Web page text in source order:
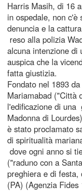
Harris Masih, di 16
in ospedale, non
denuncia e la
reso alla polizia
alcuna intenzione di
auspica che la
fatta giustizia.
Fondato nel 1893
Mariamabad ("Città
l'edificazione di
Madonna di
è stato proclamato
di spiritualità
dove ogni anno si
("raduno con a
preghiera e di festa,
(PA) (Agenzia Fides